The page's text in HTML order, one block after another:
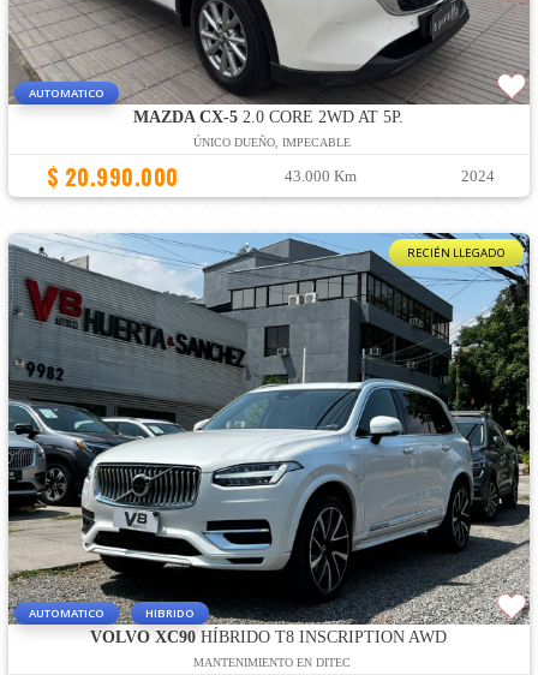
AUTOMATICO
MAZDA CX-52.0 CORE 2WD AT 5P.
ÚNICO DUEÑO, IMPECABLE
$ 20.990.000 43.000 Km 2024
RECIÉN LLEGADO
AUTOMATICO HIBRIDO
VOLVO XC90 HÍBRIDO T8 INSCRIPTION AWD
MANTENIMIENTO EN DITEC